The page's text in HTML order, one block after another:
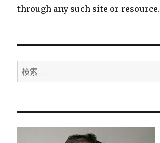
through any such site or resource.
検
索: